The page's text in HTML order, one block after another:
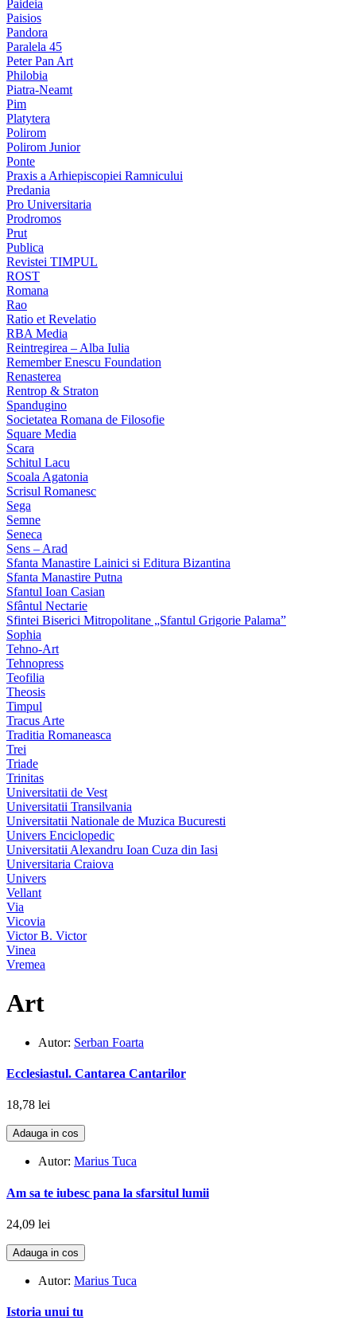
Paideia
Paisios
Pandora
Paralela 45
Peter Pan Art
Philobia
Piatra-Neamt
Pim
Platytera
Polirom
Polirom Junior
Ponte
Praxis a Arhiepiscopiei Ramnicului
Predania
Pro Universitaria
Prodromos
Prut
Publica
Revistei TIMPUL
ROST
Romana
Rao
Ratio et Revelatio
RBA Media
Reintregirea – Alba Iulia
Remember Enescu Foundation
Renasterea
Rentrop & Straton
Spandugino
Societatea Romana de Filosofie
Square Media
Scara
Schitul Lacu
Scoala Agatonia
Scrisul Romanesc
Sega
Semne
Seneca
Sens – Arad
Sfanta Manastire Lainici si Editura Bizantina
Sfanta Manastire Putna
Sfantul Ioan Casian
Sfântul Nectarie
Sfintei Biserici Mitropolitane „Sfantul Grigorie Palama”
Sophia
Tehno-Art
Tehnopress
Teofilia
Theosis
Timpul
Tracus Arte
Traditia Romaneasca
Trei
Triade
Trinitas
Universitatii de Vest
Universitatii Transilvania
Universitatii Nationale de Muzica Bucuresti
Univers Enciclopedic
Universitatii Alexandru Ioan Cuza din Iasi
Universitaria Craiova
Univers
Vellant
Via
Vicovia
Victor B. Victor
Vinea
Vremea
Art
Autor: Serban Foarta
Ecclesiastul. Cantarea Cantarilor
18,78 lei
Adauga in cos
Autor: Marius Tuca
Am sa te iubesc pana la sfarsitul lumii
24,09 lei
Adauga in cos
Autor: Marius Tuca
Istoria unui tu